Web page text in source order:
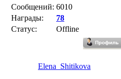
Сообщений: 6010
Награды:
78
Статус:
Offline
Elena_Shitikova